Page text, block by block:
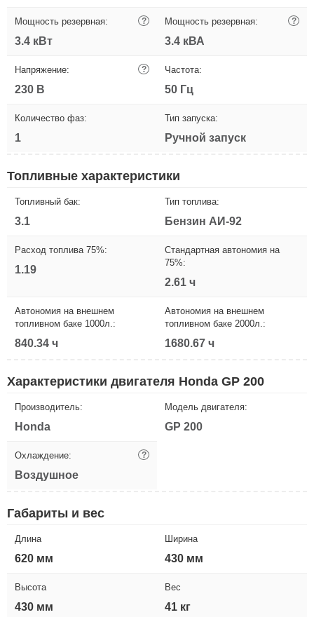
Мощность резервная: ?
3.4 кВт
Мощность резервная: ?
3.4 кВА
Напряжение: ?
230 В
Частота:
50 Гц
Количество фаз:
1
Тип запуска:
Ручной запуск
Топливные характеристики
Топливный бак:
3.1
Тип топлива:
Бензин АИ-92
Расход топлива 75%:
1.19
Стандартная автономия на
75%:
2.61 ч
Автономия на внешнем
топливном баке 1000л.:
840.34 ч
Автономия на внешнем
топливном баке 2000л.:
1680.67 ч
Характеристики двигателя Honda GP 200
Производитель:
Honda
Модель двигателя:
GP 200
Охлаждение: ?
Воздушное
Габариты и вес
Длина
620 мм
Ширина
430 мм
Высота
430 мм
Вес
41 кг